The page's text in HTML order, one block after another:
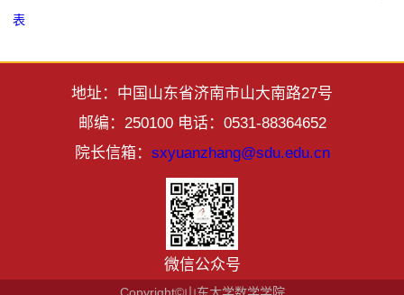
表
地址：中国山东省济南市山大南路27号
邮编：250100 电话：0531-88364652
院长信箱： sxyuanzhang@sdu.edu.cn
微信公众号
Copyright©山东大学数学学院